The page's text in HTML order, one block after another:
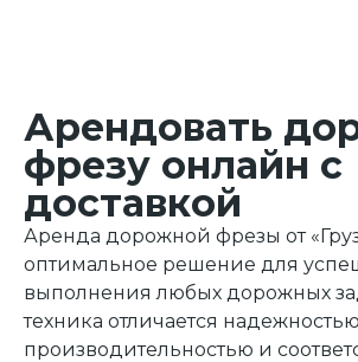
Арендовать
фрезу онлайн с
доставкой
Аренда дорожной фрезы от
оптимальное решение для
выполнения любых дорожных
техника отличается
производительностью и